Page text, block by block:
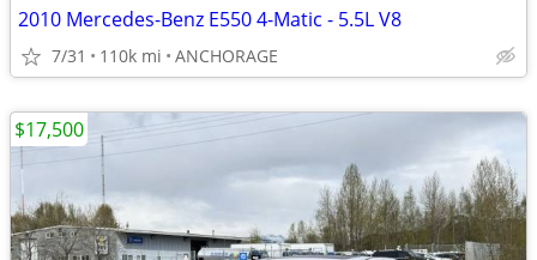
2010 Mercedes-Benz E550 4-Matic - 5.5L V8
7/31 110k mi ANCHORAGE
$17,500